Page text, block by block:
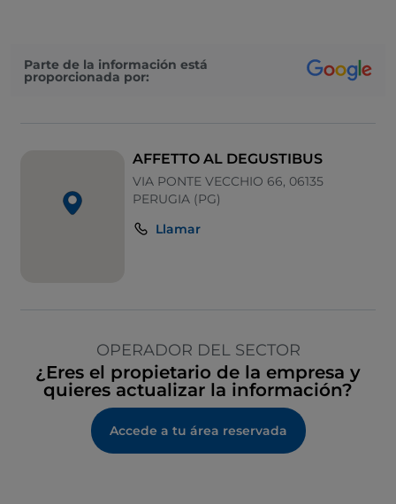
Parte de la información está
proporcionada por:
AFFETTO AL DEGUSTIBUS
VIA PONTE VECCHIO 66, 06135
PERUGIA (PG)
Llamar
OPERADOR DEL SECTOR
¿Eres el propietario de la empresa y
quieres actualizar la información?
Accede a tu área reservada